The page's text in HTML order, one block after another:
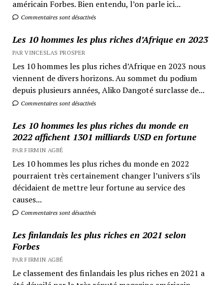
américain Forbes. Bien entendu, l’on parle ici...
Commentaires sont désactivés
Les 10 hommes les plus riches d’Afrique en 2023
PAR VINCESLAS PROSPER
Les 10 hommes les plus riches d’Afrique en 2023 nous
viennent de divers horizons. Au sommet du podium
depuis plusieurs années, Aliko Dangoté surclasse de...
Commentaires sont désactivés
Les 10 hommes les plus riches du monde en
2022 affichent 1301 milliards USD en fortune
PAR FIRMIN AGBÉ
Les 10 hommes les plus riches du monde en 2022
pourraient très certainement changer l’univers s’ils
décidaient de mettre leur fortune au service des
causes...
Commentaires sont désactivés
Les finlandais les plus riches en 2021 selon
Forbes
PAR FIRMIN AGBÉ
Le classement des finlandais les plus riches en 2021 a